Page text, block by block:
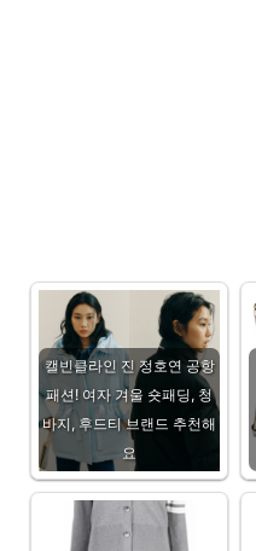
캘빈클라인 진 정호연 공항
패션! 여자 겨울 숏패딩, 청
바지, 후드티 브랜드 추천해
요